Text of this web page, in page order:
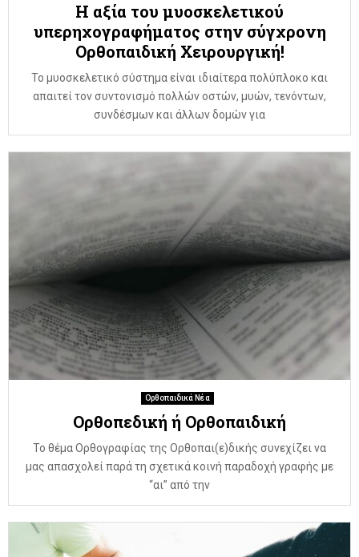
Η αξία του μυοσκελετικού
υπερηχογραφήματος στην σύγχρονη
Ορθοπαιδική Χειρουργική!
Το μυοσκελετικό σύστημα είναι ιδιαίτερα πολύπλοκο και
απαιτεί τον συντονισμό πολλών οστών, μυών, τενόντων,
συνδέσμων και άλλων δομών για
Ορθοπαιδικά Νέα
Ορθοπεδική ή Ορθοπαιδική
Το θέμα Ορθογραφίας της Ορθοπαι(ε)δικής συνεχίζει να
μας απασχολεί παρά τη σχετικά κοινή παραδοχή γραφής με
“αι” από την